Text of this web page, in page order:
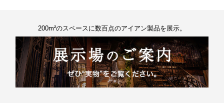
200m²のスペースに数百点のアイアン製品を展示。